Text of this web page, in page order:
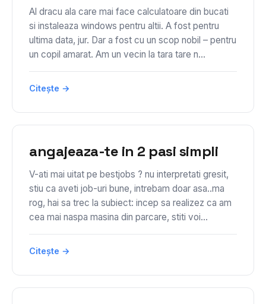
Al dracu ala care mai face calculatoare din bucati
si instaleaza windows pentru altii. A fost pentru
ultima data, jur. Dar a fost cu un scop nobil – pentru
un copil amarat. Am un vecin la tara tare n...
Citește →
angajeaza-te in 2 pasi simpli
V-ati mai uitat pe bestjobs ? nu interpretati gresit,
stiu ca aveti job-uri bune, intrebam doar asa..ma
rog, hai sa trec la subiect: incep sa realizez ca am
cea mai naspa masina din parcare, stiti voi...
Citește →